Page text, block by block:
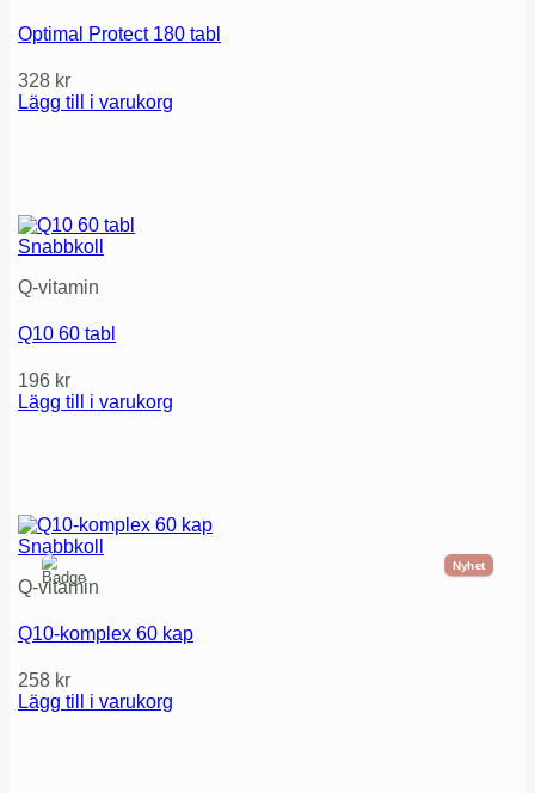
Optimal Protect 180 tabl
328 kr
Lägg till i varukorg
Snabbkoll
Q-vitamin
Q10 60 tabl
196 kr
Lägg till i varukorg
Nyhet
Snabbkoll
Q-vitamin
Q10-komplex 60 kap
258 kr
Lägg till i varukorg